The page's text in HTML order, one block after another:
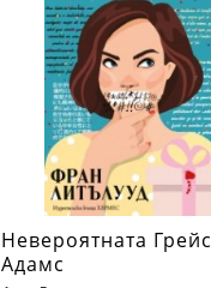
Невероятната Грейс
Адамс